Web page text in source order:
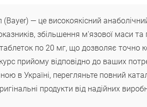
(Bayer) — це високоякісний
збільшення м'язової маси
по 20 мг, що дозволяє точно
прийому відповідно до ваших
в Україні, перегляньте повний
продукти від надійних